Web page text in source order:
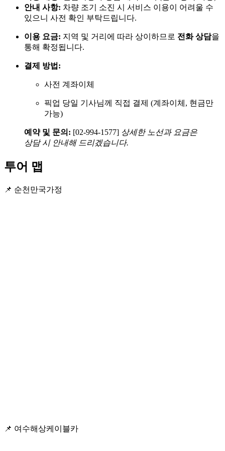
안내 사항: 차량 조기 소진 시 서비스 이용이 어려울 수
있으니 사전 확인 부탁드립니다.
이용 요금: 지역 및 거리에 따라 상이하므로 전화 상담을
통해 확정됩니다.
결제 방법:
사전 계좌이체
픽업 당일 기사님께 직접 결제 (계좌이체, 현금만
가능)
예약 및 문의: [02-994-1577] 상세한 노선과 요금은
상담 시 안내해 드리겠습니다.
투어 맵
📌 순천만국가정
📌 여수해상케이블카